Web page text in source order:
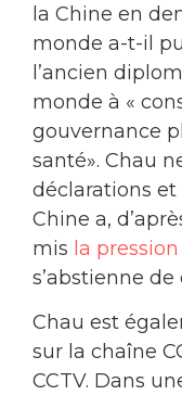
la Chine en
monde a-t-il
l’ancien
monde à «
gouvernance
santé». Chau
déclarations
Chine a,
mis la pression
s’abstienne
Chau est
sur la chaîne
CCTV. Dans